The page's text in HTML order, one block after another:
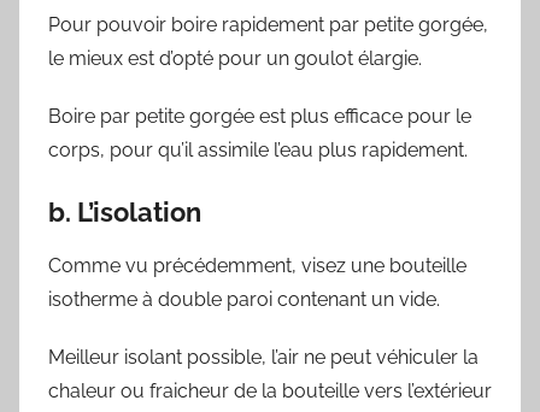
Pour pouvoir boire rapidement par petite gorgée,
le mieux est d’opté pour un goulot élargie.
Boire par petite gorgée est plus efficace pour le
corps, pour qu’il assimile l’eau plus rapidement.
b. L’isolation
Comme vu précédemment, visez une bouteille
isotherme à double paroi contenant un vide.
Meilleur isolant possible, l’air ne peut véhiculer la
chaleur ou fraicheur de la bouteille vers l’extérieur